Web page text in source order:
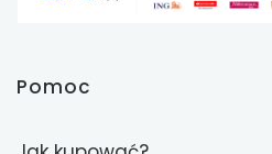
Linki w stopce
Pomoc